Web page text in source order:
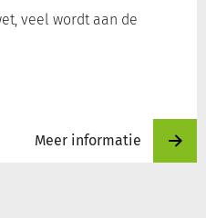
veel wordt aan de
Meer informatie